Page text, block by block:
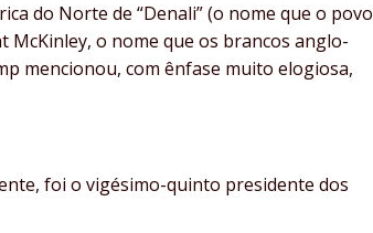
do Norte de “Denali” (o nome que o povo
o nome que os brancos anglo-
mencionou, com ênfase muito elogiosa,
foi o vigésimo-quinto presidente dos